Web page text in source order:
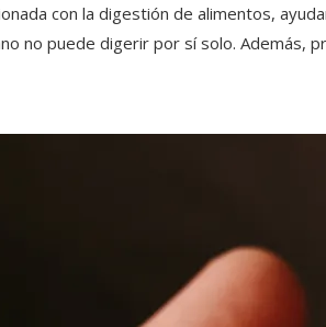
con la digestión de alimentos,
no puede digerir por sí solo. Además,